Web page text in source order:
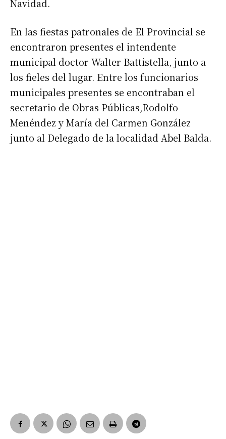
Navidad.
En las fiestas patronales de El Provincial se
encontraron presentes el intendente
municipal doctor Walter Battistella, junto a
los fieles del lugar. Entre los funcionarios
municipales presentes se encontraban el
secretario de Obras Públicas,Rodolfo
Menéndez y María del Carmen González
junto al Delegado de la localidad Abel Balda.